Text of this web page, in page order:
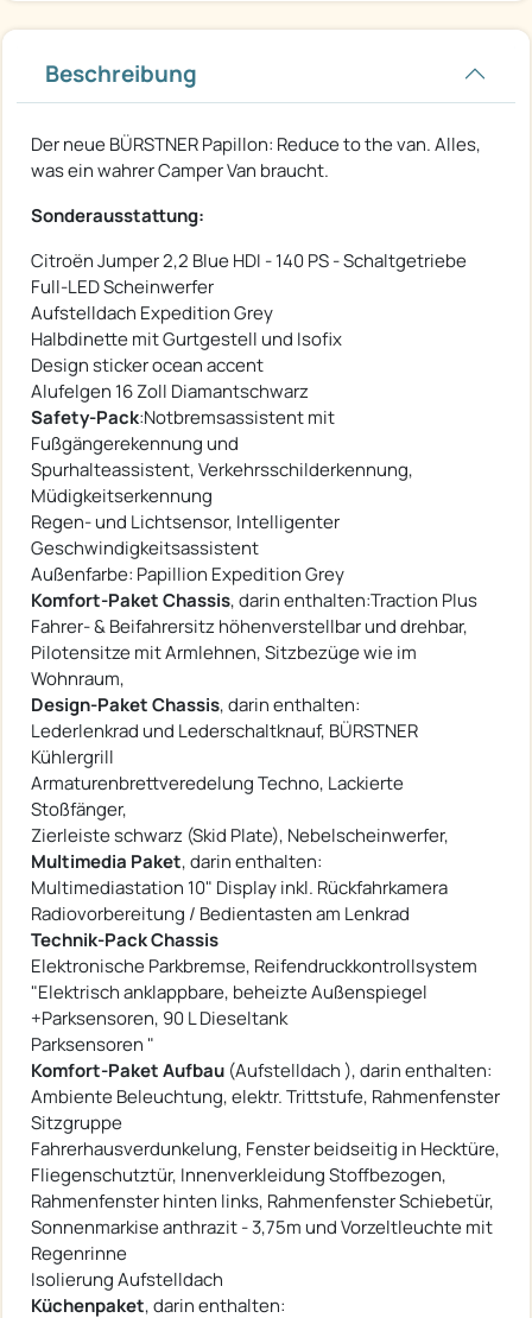
Beschreibung
Der neue BÜRSTNER Papillon: Reduce to the van. Alles,
was ein wahrer Camper Van braucht.
Sonderausstattung:
Citroën Jumper 2,2 Blue HDI - 140 PS - Schaltgetriebe
Full-LED Scheinwerfer
Aufstelldach Expedition Grey
Halbdinette mit Gurtgestell und Isofix
Design sticker ocean accent
Alufelgen 16 Zoll Diamantschwarz
Safety-Pack:Notbremsassistent mit
Fußgängerekennung und
Spurhalteassistent, Verkehrsschilderkennung,
Müdigkeitserkennung
Regen- und Lichtsensor, Intelligenter
Geschwindigkeitsassistent
Außenfarbe: Papillion Expedition Grey
Komfort-Paket Chassis, darin enthalten:Traction Plus
Fahrer- & Beifahrersitz höhenverstellbar und drehbar,
Pilotensitze mit Armlehnen, Sitzbezüge wie im
Wohnraum,
Design-Paket Chassis, darin enthalten:
Lederlenkrad und Lederschaltknauf, BÜRSTNER
Kühlergrill
Armaturenbrettveredelung Techno, Lackierte
Stoßfänger,
Zierleiste schwarz (Skid Plate), Nebelscheinwerfer,
Multimedia Paket, darin enthalten:
Multimediastation 10" Display inkl. Rückfahrkamera
Radiovorbereitung / Bedientasten am Lenkrad
Technik-Pack Chassis
Elektronische Parkbremse, Reifendruckkontrollsystem
"Elektrisch anklappbare, beheizte Außenspiegel
+Parksensoren, 90 L Dieseltank
Parksensoren "
Komfort-Paket Aufbau (Aufstelldach ), darin enthalten:
Ambiente Beleuchtung, elektr. Trittstufe, Rahmenfenster
Sitzgruppe
Fahrerhausverdunkelung, Fenster beidseitig in Hecktüre,
Fliegenschutztür, Innenverkleidung Stoffbezogen,
Rahmenfenster hinten links, Rahmenfenster Schiebetür,
Sonnenmarkise anthrazit - 3,75m und Vorzeltleuchte mit
Regenrinne
Isolierung Aufstelldach
Küchenpaket, darin enthalten: